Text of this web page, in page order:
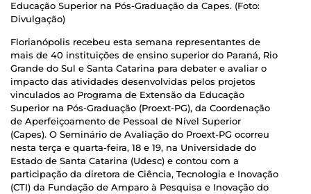
Educação Superior na Pós-Graduação da Capes. (Foto:
Divulgação)
Florianópolis recebeu esta semana representantes de
mais de 40 instituições de ensino superior do Paraná, Rio
Grande do Sul e Santa Catarina para debater e avaliar o
impacto das atividades desenvolvidas pelos projetos
vinculados ao Programa de Extensão da Educação
Superior na Pós-Graduação (Proext-PG), da Coordenação
de Aperfeiçoamento de Pessoal de Nível Superior
(Capes). O Seminário de Avaliação do Proext-PG ocorreu
nesta terça e quarta-feira, 18 e 19, na Universidade do
Estado de Santa Catarina (Udesc) e contou com a
participação da diretora de Ciência, Tecnologia e Inovação
(CTI) da Fundação de Amparo à Pesquisa e Inovação do